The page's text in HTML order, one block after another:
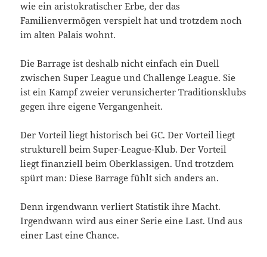
wie ein aristokratischer Erbe, der das
Familienvermögen verspielt hat und trotzdem noch
im alten Palais wohnt.
Die Barrage ist deshalb nicht einfach ein Duell
zwischen Super League und Challenge League. Sie
ist ein Kampf zweier verunsicherter Traditionsklubs
gegen ihre eigene Vergangenheit.
Der Vorteil liegt historisch bei GC. Der Vorteil liegt
strukturell beim Super-League-Klub. Der Vorteil
liegt finanziell beim Oberklassigen. Und trotzdem
spürt man: Diese Barrage fühlt sich anders an.
Denn irgendwann verliert Statistik ihre Macht.
Irgendwann wird aus einer Serie eine Last. Und aus
einer Last eine Chance.